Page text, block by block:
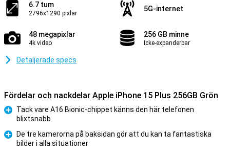
6.7 tum
2796x1290 pixlar
5G-internet
48 megapixlar
4k video
256 GB minne
Icke-expanderbar
Detaljerade specs
Fördelar och nackdelar Apple iPhone 15 Plus 256GB Grön
Fördelar
Tack vare A16 Bionic-chippet känns den här telefonen
blixtsnabb
Fördelar
De tre kamerorna på baksidan gör att du kan ta fantastiska
bilder i alla situationer